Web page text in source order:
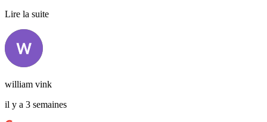
Lire la suite
william vink
il y a 3 semaines